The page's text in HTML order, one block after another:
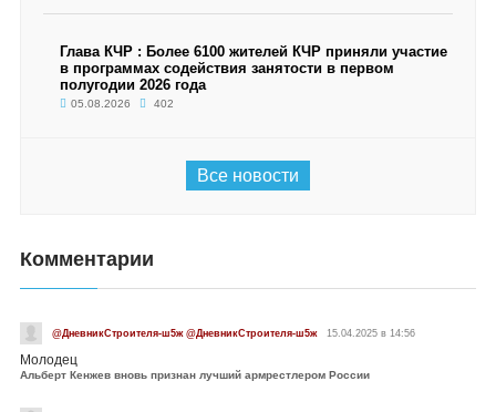
Глава КЧР : Более 6100 жителей КЧР приняли участие
в программах содействия занятости в первом
полугодии 2026 года
05.08.2026 402
Все новости
Комментарии
@ДневникСтроителя-ш5ж @ДневникСтроителя-ш5ж 15.04.2025 в 14:56
Молодец
Альберт Кенжев вновь признан лучший армрестлером России